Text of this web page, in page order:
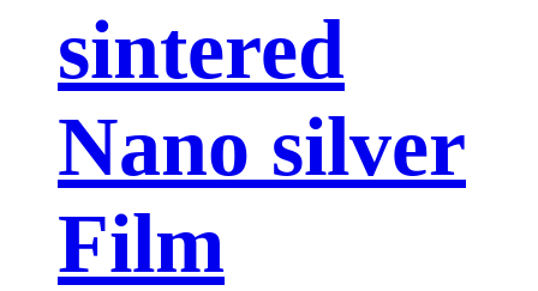
sintered
Nano silver
Film